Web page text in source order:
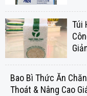
Túi
Bao Bì Thức Ăn
Thoát & Nâng Cao